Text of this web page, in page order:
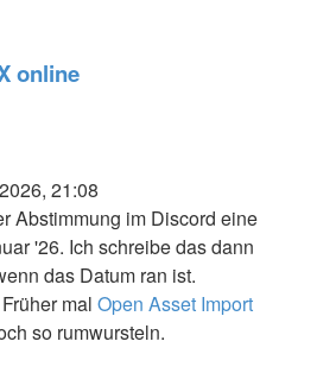
online
21:08
Abstimmung im Discord eine
'26. Ich schreibe das dann
das Datum ran ist.
mal Open Asset Import
so rumwursteln.